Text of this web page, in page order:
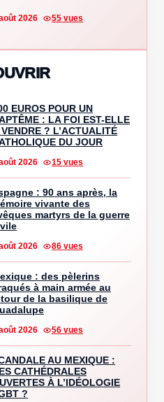
2026 55 vues
EUROS POUR UN
: LA FOI EST-ELLE
? L’ACTUALITÉ
DU JOUR
2026 15 vues
: 90 ans après, la
vivante des
martyrs de la guerre
2026 86 vues
: des pèlerins
à main armée au
de la basilique de
2026 56 vues
AU MEXIQUE :
CATHÉDRALES
À L’IDÉOLOGIE
?